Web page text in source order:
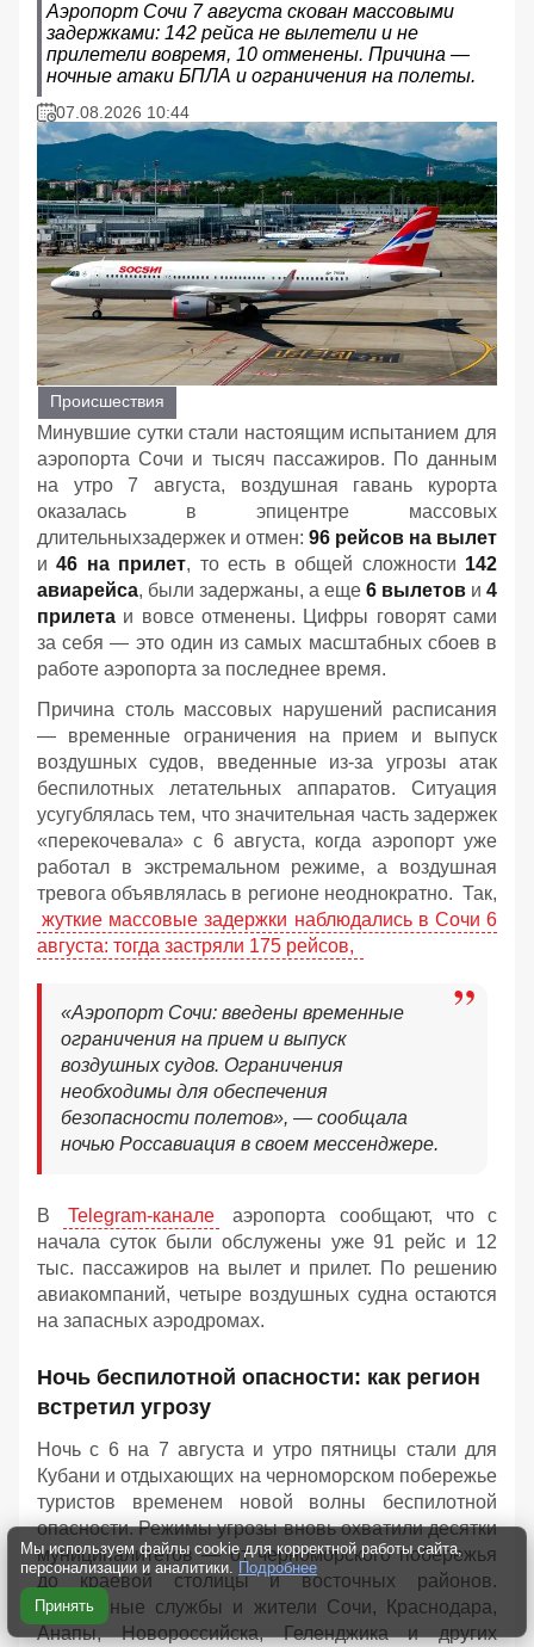
Аэропорт Сочи 7 августа скован массовыми
задержками: 142 рейса не вылетели и не
прилетели вовремя, 10 отменены. Причина —
ночные атаки БПЛА и ограничения на полеты.
07.08.2026 10:44
Происшествия
Минувшие сутки стали настоящим испытанием для
аэропорта Сочи и тысяч пассажиров. По данным
на утро 7 августа, воздушная гавань курорта
оказалась в эпицентре массовых
длительныхзадержек и отмен: 96 рейсов на вылет
и46 на прилет, то есть в общей сложности 142
авиарейса, были задержаны, а еще 6 вылетов и 4
прилета и вовсе отменены. Цифры говорят сами
за себя — это один из самых масштабных сбоев в
работе аэропорта за последнее время.
Причина столь массовых нарушений расписания
— временные ограничения на прием и выпуск
воздушных судов, введенные из-за угрозы атак
беспилотных летательных аппаратов. Ситуация
усугублялась тем, что значительная часть задержек
«перекочевала» с 6 августа, когда аэропорт уже
работал в экстремальном режиме, а воздушная
тревога объявлялась в регионе неоднократно. Так,
жуткие массовые задержки наблюдались в Сочи 6
августа: тогда застряли 175 рейсов,
«Аэропорт Сочи: введены временные
ограничения на прием и выпуск
воздушных судов. Ограничения
необходимы для обеспечения
безопасности полетов», — сообщала
ночью Россавиация в своем мессенджере.
В Telegram-канале
аэропорта сообщают, что с
начала суток были обслужены уже 91 рейс и 12
тыс. пассажиров на вылет и прилет. По решению
авиакомпаний, четыре воздушных судна остаются
на запасных аэродромах.
Ночь беспилотной опасности: как регион
встретил угрозу
Ночь с 6 на 7 августа и утро пятницы стали для
Кубани и отдыхающих на черноморском побережье
туристов временем новой волны беспилотной
опасности. Режимы угрозы вновь охватили десятки
муниципалитетов — от черноморского побережья
до краевой столицы и восточных районов.
Экстренные службы и жители Сочи, Краснодара,
Анапы, Новороссийска, Геленджика и других
Мы используем файлы cookie для корректной работы сайта,
персонализации и аналитики. Подробнее
Принять